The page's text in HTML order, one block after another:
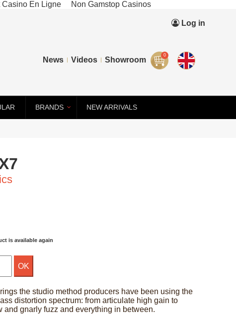
Casino En Ligne Non Gamstop Casinos
Log in
News Videos Showroom
0
BRANDS NEW ARRIVALS
is available again
the studio method producers have been using the
distortion spectrum: from articulate high gain to
and gnarly fuzz and everything in between.